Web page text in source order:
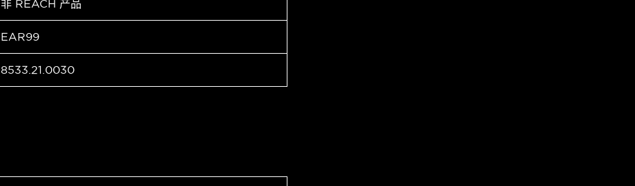
非 REACH 产品
EAR99
8533.21.0030